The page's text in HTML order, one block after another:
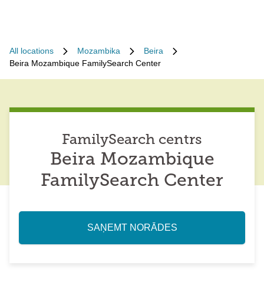
All locations Mozambika
Beira
Beira Mozambique FamilySearch Center
FamilySearch centrs
Beira Mozambique
FamilySearch Center
SAŅEMT NORĀDES